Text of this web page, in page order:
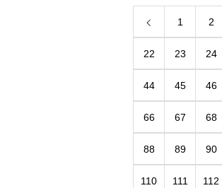
1 2
22 23 24
44 45 46
66 67 68
88 89 90
110 111 112